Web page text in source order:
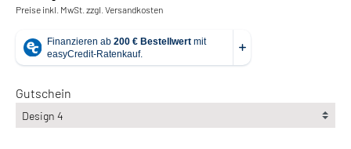
Preise inkl. MwSt. zzgl. Versandkosten
Gutschein